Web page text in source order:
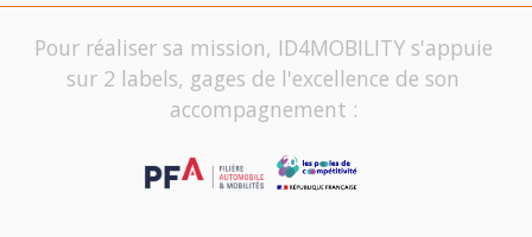
Pour réaliser sa mission, ID4MOBILITY s'appuie
sur 2 labels, gages de l'excellence de son
accompagnement :